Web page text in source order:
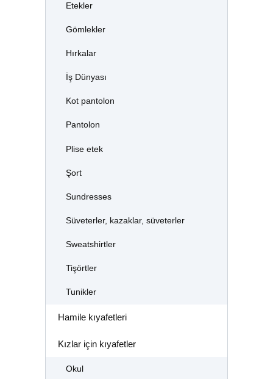
Etekler
Gömlekler
Hırkalar
İş Dünyası
Kot pantolon
Pantolon
Plise etek
Şort
Sundresses
Süveterler, kazaklar, süveterler
Sweatshirtler
Tişörtler
Tunikler
Hamile kıyafetleri
Kızlar için kıyafetler
Okul